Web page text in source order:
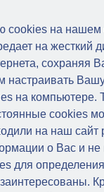
cookies на нашем
на жесткий
на компьютере.
cookies
на наш
о Вас и